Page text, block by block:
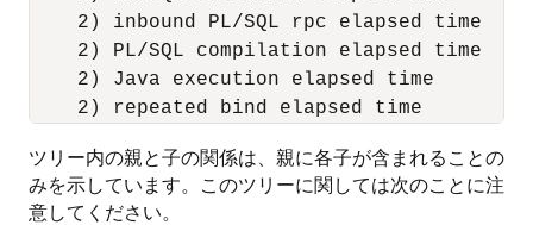
    2) inbound PL/SQL rpc elapsed time
    2) PL/SQL compilation elapsed time
    2) Java execution elapsed time
ツリー内の親と子の関係は、親に各子が含まれることの
みを示しています。このツリーに関しては次のことに注
意してください。